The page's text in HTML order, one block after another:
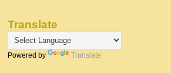
Translate
Powered by Translate